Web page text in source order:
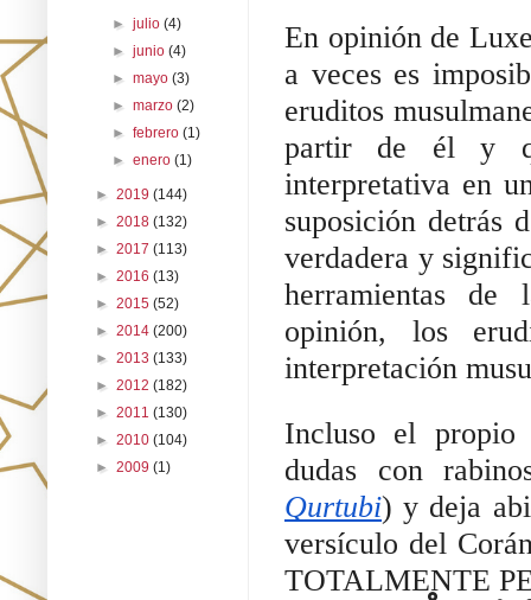
En opinión de
a veces es
eruditos
partir de él y
interpretativa en
suposición detrás
verdadera y
herramientas de
opinión, los
interpretación
Incluso el propio
dudas con
Qurtubi) y deja
versículo del
TOTALMENTE
►julio(4)
►junio(4)
►mayo(3)
►marzo(2)
►febrero(1)
►enero(1)
► 2019 (144)
► 2018 (132)
► 2017 (113)
► 2016 (13)
► 2015 (52)
► 2014 (200)
► 2013 (133)
► 2012 (182)
► 2011 (130)
► 2010 (104)
► 2009 (1)